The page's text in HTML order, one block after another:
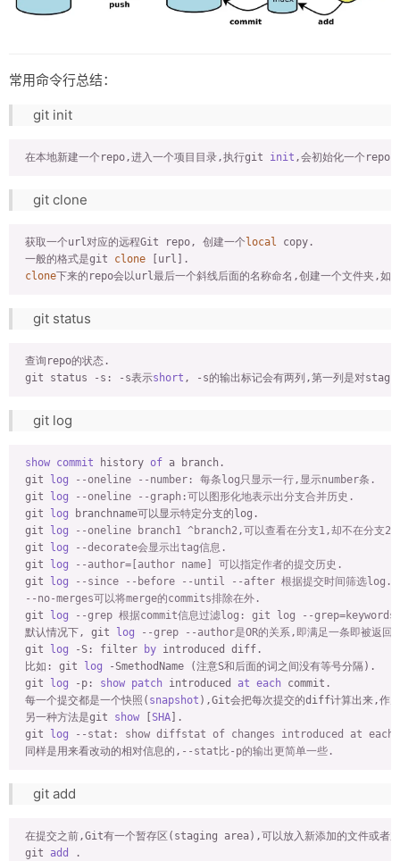
常用命令行总结：
git init
在本地新建一个repo,进入一个项目目录,执行git init
git clone
获取一个url对应的远程Git repo, 创建一个 local copy.
一般的格式是git clone [url].
clone下来的repo会以url最后一个斜线后面的名称命名,创建一个文件夹,
git status
查询repo的状态.
git status -s: -s表示short
git log
show commit history of a branch.
git
log
--oneline --number: 每条log只显示一行,显示number条.
git
log
--oneline --graph:可以图形化地表示出分支合并历史.
git
log branchname可以显示特定分支的log.
git
log
--oneline branch1 ^branch2,可以查看在分支1,却不在分支2
git
log
--decorate会显示出tag信息.
git
log
--author=[author name] 可以指定作者的提交历史.
git
log
--since --before --until --after 根据提交时间筛选log.
--no-merges可以将merge的commits排除在外.
git
log
--grep 根据commit信息过滤log: git log --grep=keywords
默认情况下, git
log
--grep --author是OR的关系,即满足一条即被返
git
log -S: filter by introduced diff.
比如: git
log -SmethodName (注意S和后面的词之间没有等号分隔).
git
log -p: show patch introduced at each commit.
每一个提交都是一个快照( snapshot ),Git会把每次提交的diff计算出来,作
另一种方法是git show SHA ].
git
log
--stat: show diffstat of changes introduced at each
同样是用来看改动的相对信息的, --stat比-p的输出更简单一些.
git add
在提交之前,Git有一个暂存区(staging area),可以放入新添加的文件或者
git add
.